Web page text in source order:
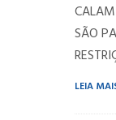
SÃO
LEIA